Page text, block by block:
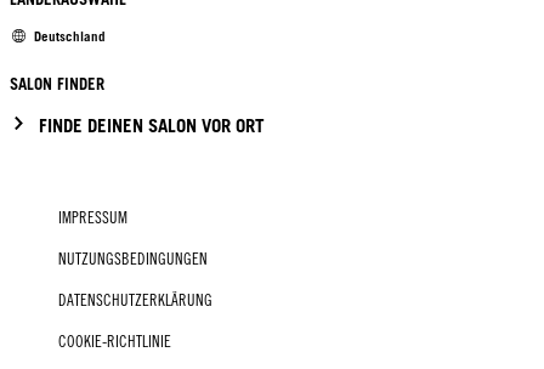
Deutschland
SALON FINDER
FINDE DEINEN SALON VOR ORT
IMPRESSUM
NUTZUNGSBEDINGUNGEN
DATENSCHUTZERKLÄRUNG
COOKIE-RICHTLINIE